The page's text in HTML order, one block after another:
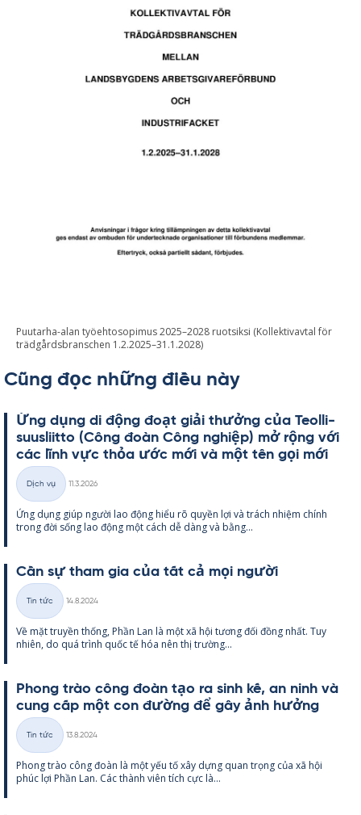
Puutarha-alan työehtosopimus 2025–2028 ruotsiksi (Kollektivavtal för
trädgårdsbranschen 1.2.2025–31.1.2028)
Cũng đọc những điều này
Ứng dụng di động đoạt giải thưởng của Teol­li­
suus­liitto (Công đoàn Công ng­hiệp) mở rộng với
các lĩnh vực thỏa ước mới và một tên gọi mới
Thể
loại
Dịch vụ
11.3.2026
Ứng dụng giúp người lao động hiểu rõ qu­yền lợi và trách nhiệm chính
trong đời sống lao động một cách dễ dàng và bằng...
Cần sự tham gia của tất cả mọi người
Thể
loại
Tin tức
14.8.2024
Về mặt tru­yền thống, Phần Lan là một xã hội tương đối đồng nhất. Tuy
nhiên, do quá trình quốc tế hóa nên thị trường...
Phong trào công đoàn tạo ra sinh kế, an ninh và
cung cấp một con đường để gây ảnh hưởng
Thể
loại
Tin tức
13.8.2024
Phong trào công đoàn là một yếu tố xây dựng quan trọng của xã hội
phúc lợi Phần Lan. Các thành viên tích cực là...